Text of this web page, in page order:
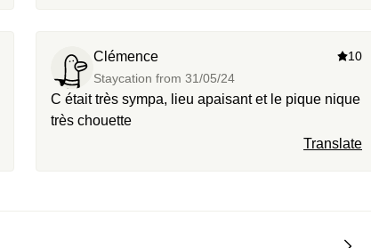
Clémence
Staycation from 31/05/24
10
C était très sympa, lieu apaisant et le pique nique
très chouette
Translate